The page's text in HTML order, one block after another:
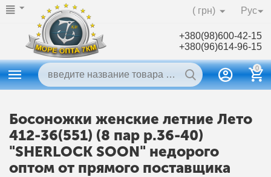
Рус
( грн)
+380(98)600-42-15
+380(96)614-96-15
0
Босоножки женские летние Лето
412-36(551) (8 пар р.36-40)
"SHERLOCK SOON" недорого
оптом от прямого поставщика